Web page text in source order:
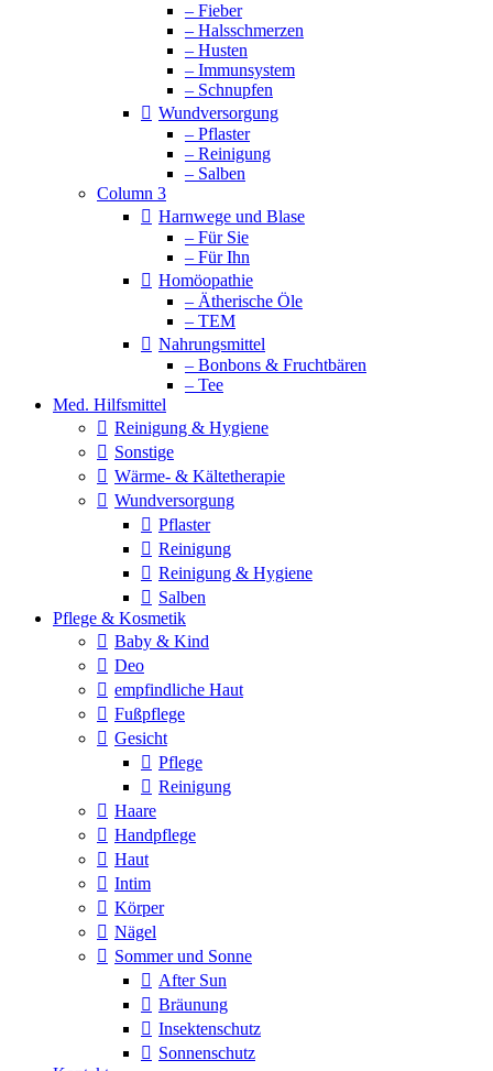
– Fieber
– Halsschmerzen
– Husten
– Immunsystem
– Schnupfen
Wundversorgung
– Pflaster
– Reinigung
– Salben
Column 3
Harnwege und Blase
– Für Sie
– Für Ihn
Homöopathie
– Ätherische Öle
– TEM
Nahrungsmittel
– Bonbons & Fruchtbären
– Tee
Med. Hilfsmittel
Reinigung & Hygiene
Sonstige
Wärme- & Kältetherapie
Wundversorgung
Pflaster
Reinigung
Reinigung & Hygiene
Salben
Pflege & Kosmetik
Baby & Kind
Deo
empfindliche Haut
Fußpflege
Gesicht
Pflege
Reinigung
Haare
Handpflege
Haut
Intim
Körper
Nägel
Sommer und Sonne
After Sun
Bräunung
Insektenschutz
Sonnenschutz